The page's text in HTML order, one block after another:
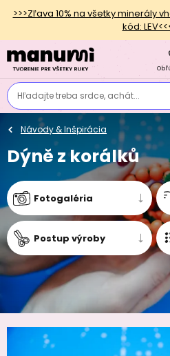
>>>Zľava 10% na všetky minerály
kód:
Hľadajte treba srdce, achát...
Návody & Inšpirácia
Dýně z korálků
Fotogaléria
Postup výroby